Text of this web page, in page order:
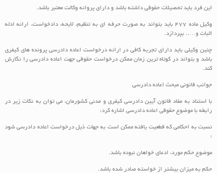
این فرد باید تحصیلات حقوقی داشته باشد و دارای پروانه وکالت معتبر باشد.
وکیل ماده 477 باید بتواند به صورت حرفه ای به تنظیم، لایحه، دادخواست، ارائه ادله
اثبات و….. بپردازد.
چنین وکیلی باید دارای تجربه کافی در ارائه درخواست اعاده دادرسی پرونده های کیفری
باشد و بتواند در کوتاه ترین زمان ممکن درخواست حقوقی جهت اعاده دادرسی را نگارش
کند.
جوانب قانونی مبحث اعاده دادرسی
با استناد به مفاد قانون آیین دادرسی کیفری و مدنی کشورمان، می توان به نکات زیر در
رابطه با موضوع حقوقی اعاده دادرسی اشاره کرد:
نسبت به احکامی که قطعیت یافته ممکن است به جهات ذیل درخواست اعاده دادرسی شود
:
موضوع حکم مورد، ادعای خواهان نبوده باشد.
حکم به میزان بیشتر از خواسته صادر شده باشد.